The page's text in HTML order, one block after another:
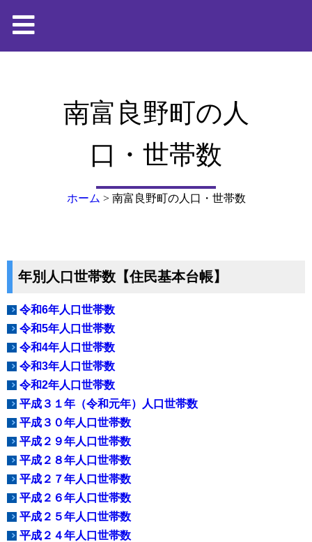
南富良野町の人
口・世帯数
ホーム > 南富良野町の人口・世帯数
年別人口世帯数【住民基本台帳】
令和6年人口世帯数
令和5年人口世帯数
令和4年人口世帯数
令和3年人口世帯数
令和2年人口世帯数
平成３１年（令和元年）人口世帯数
平成３０年人口世帯数
平成２９年人口世帯数
平成２８年人口世帯数
平成２７年人口世帯数
平成２６年人口世帯数
平成２５年人口世帯数
平成２４年人口世帯数